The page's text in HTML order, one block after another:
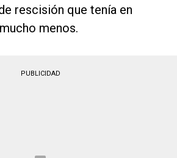
rescisión que tenía en
menos.
PUBLICIDAD